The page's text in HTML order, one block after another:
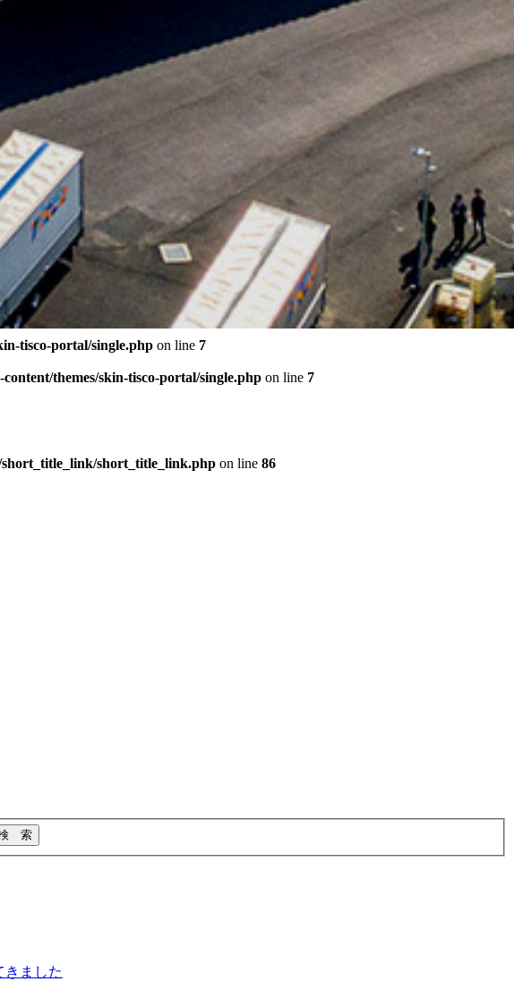
tisco-portal/single.php on line 7
themes/skin-tisco-portal/single.php on line 7
short_title_link/short_title_link.php on line 86
きました